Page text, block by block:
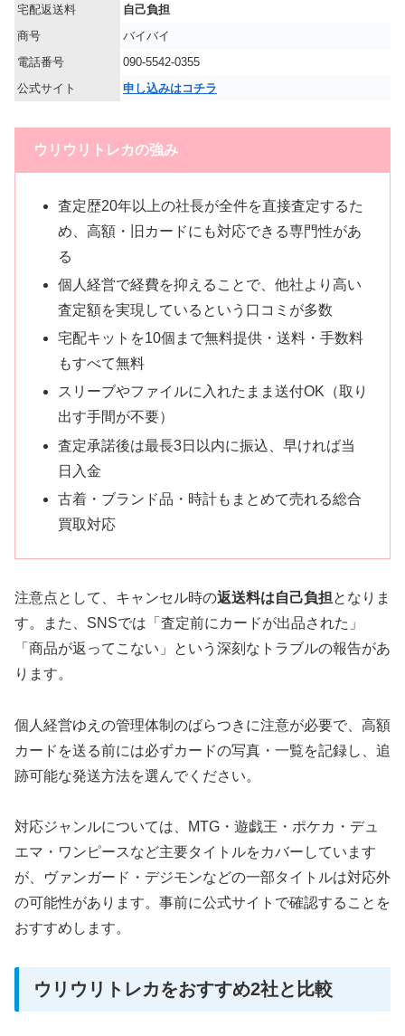
宅配返送料
自己負担
商号
バイバイ
電話番号
090-5542-0355
公式サイト
申し込みはコチラ
ウリウリトレカの強み
査定歴20年以上の社長が全件を直接査定するた
め、高額・旧カードにも対応できる専門性があ
る
個人経営で経費を抑えることで、他社より高い
査定額を実現しているという口コミが多数
宅配キットを10個まで無料提供・送料・手数料
もすべて無料
スリーブやファイルに入れたまま送付OK（取り
出す手間が不要）
査定承諾後は最長3日以内に振込、早ければ当
日入金
古着・ブランド品・時計もまとめて売れる総合
買取対応
注意点として、キャンセル時の返送料は自己負担となりま
す。また、SNSでは「査定前にカードが出品された」
「商品が返ってこない」という深刻なトラブルの報告があ
ります。
個人経営ゆえの管理体制のばらつきに注意が必要で、高額
カードを送る前には必ずカードの写真・一覧を記録し、追
跡可能な発送方法を選んでください。
対応ジャンルについては、MTG・遊戯王・ポケカ・デュ
エマ・ワンピースなど主要タイトルをカバーしています
が、ヴァンガード・デジモンなどの一部タイトルは対応外
の可能性があります。事前に公式サイトで確認することを
おすすめします。
ウリウリトレカをおすすめ2社と比較